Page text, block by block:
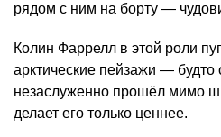
рядом с ним на борту —
Колин Фаррелл в этой роли
арктические пейзажи —
незаслуженно прошёл мимо
делает его только ценнее.